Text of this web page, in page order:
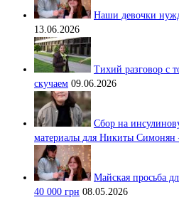
Наши девочки
13.06.2026
Тихий разговор с
скучаем 09.06.2026
Сбор на
материалы для Никиты
Майская просьба
40 000 грн 08.05.2026